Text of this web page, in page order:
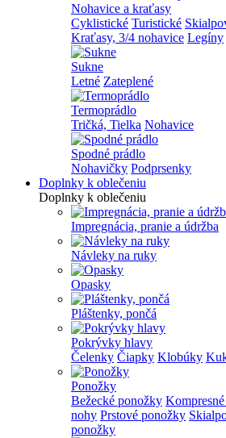
Nohavice a kraťasy
Cyklistické Turistické
Kraťasy, 3/4 nohavice Legíny
Sukne
Letné Zateplené
Termoprádlo
Tričká, Tielka Nohavice
Spodné prádlo
Nohavičky Podprsenky
Doplnky k oblečeniu
Doplnky k oblečeniu
Impregnácia, pranie a údržba
Návleky na ruky
Opasky
Pláštenky, pončá
Pokrývky hlavy
Čelenky Čiapky Klobúky
Ponožky
Bežecké ponožky
nohy Prstové ponožky
ponožky